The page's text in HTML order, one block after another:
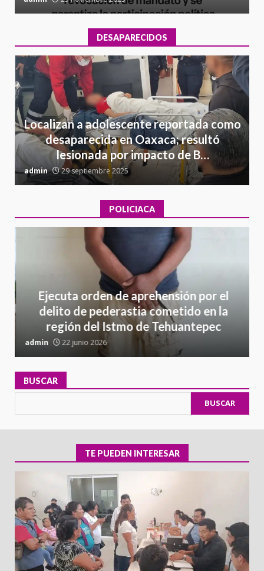
DESAPARECIDOS
Localizan a adolescente reportada como
desaparecida en Oaxaca; resultó
lesionada por impacto de B…
admin 29 septiembre 2025
POLICIACA
Ejecuta orden de aprehensión por el
delito de pederastia cometido en la
región del Istmo de Tehuantepec
admin 22 junio 2026
BUSCAR
BUSCAR
TE PUEDEN INTERESAR